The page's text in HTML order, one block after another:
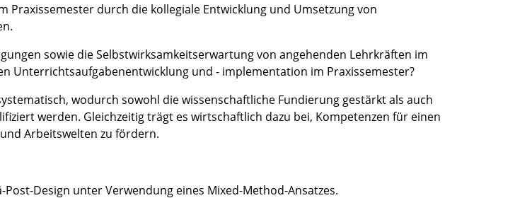
Praxissemester durch die kollegiale Entwicklung und Umsetzung von
sowie die Selbstwirksamkeitserwartung von angehenden Lehrkräften im
Unterrichtsaufgabenentwicklung und - implementation im Praxissemester?
wodurch sowohl die wissenschaftliche Fundierung gestärkt als auch
werden. Gleichzeitig trägt es wirtschaftlich dazu bei, Kompetenzen für einen
Arbeitswelten zu fördern.
Design unter Verwendung eines Mixed-Method-Ansatzes.